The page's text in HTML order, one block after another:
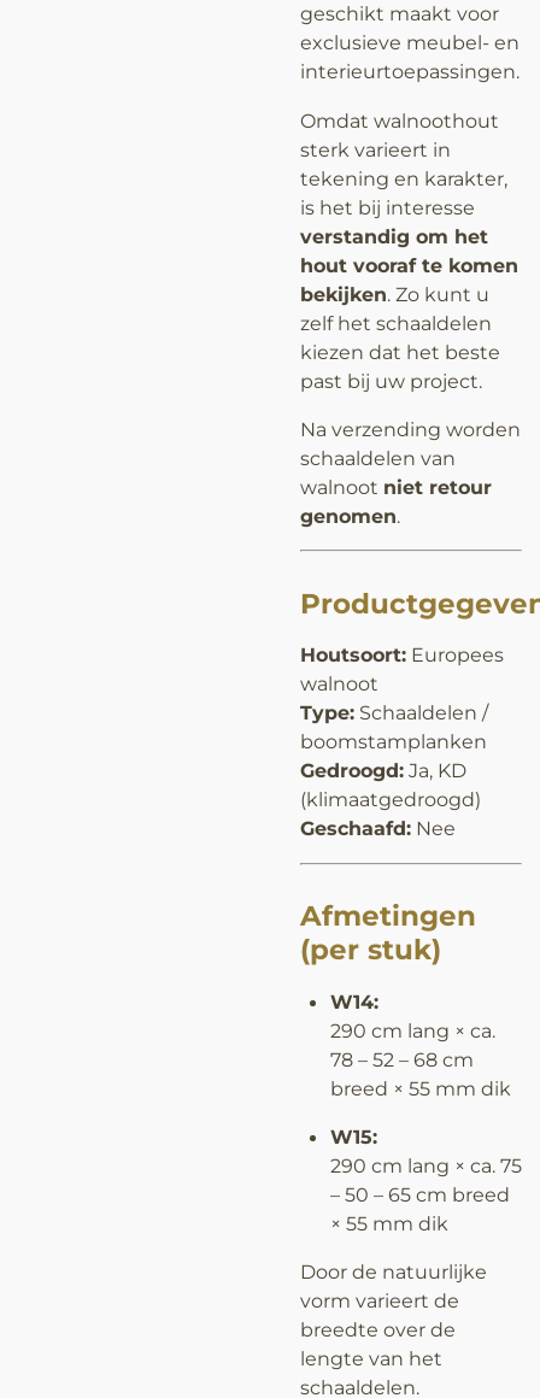
geschikt maakt voor
exclusieve meubel- en
interieurtoepassingen.
Omdat walnoothout
sterk varieert in
tekening en karakter,
is het bij interesse
verstandig om het
hout vooraf te komen
bekijken. Zo kunt u
zelf het schaaldelen
kiezen dat het beste
past bij uw project.
Na verzending worden
schaaldelen van
walnoot niet retour
genomen.
Houtsoort: Europees
walnoot
Type: Schaaldelen /
boomstamplanken
Gedroogd: Ja, KD
(klimaatgedroogd)
Geschaafd: Nee
Afmetingen
(per stuk)
W14:
290 cm lang × ca.
78 – 52 – 68 cm
breed × 55 mm dik
W15:
290 cm lang × ca. 75
– 50 – 65 cm breed
× 55 mm dik
Door de natuurlijke
vorm varieert de
breedte over de
lengte van het
schaaldelen.